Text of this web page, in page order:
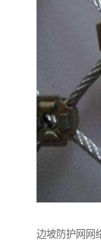
边坡防护网网